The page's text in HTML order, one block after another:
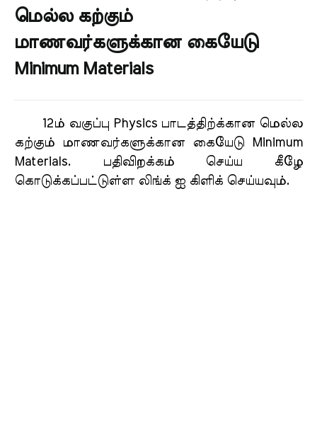
மெல்ல கற்கும்
மாணவர்களுக்கான கையேடு
Minimum Materials
12ம் வகுப்பு Physics பாடத்திற்க்கான மெல்ல
கற்கும் மாணவர்களுக்கான கையேடு Minimum
Materials. பதிவிறக்கம் செய்ய கீழே
கொடுக்கப்பட்டுள்ள லிங்க் ஐ கிளிக் செய்யவும்.